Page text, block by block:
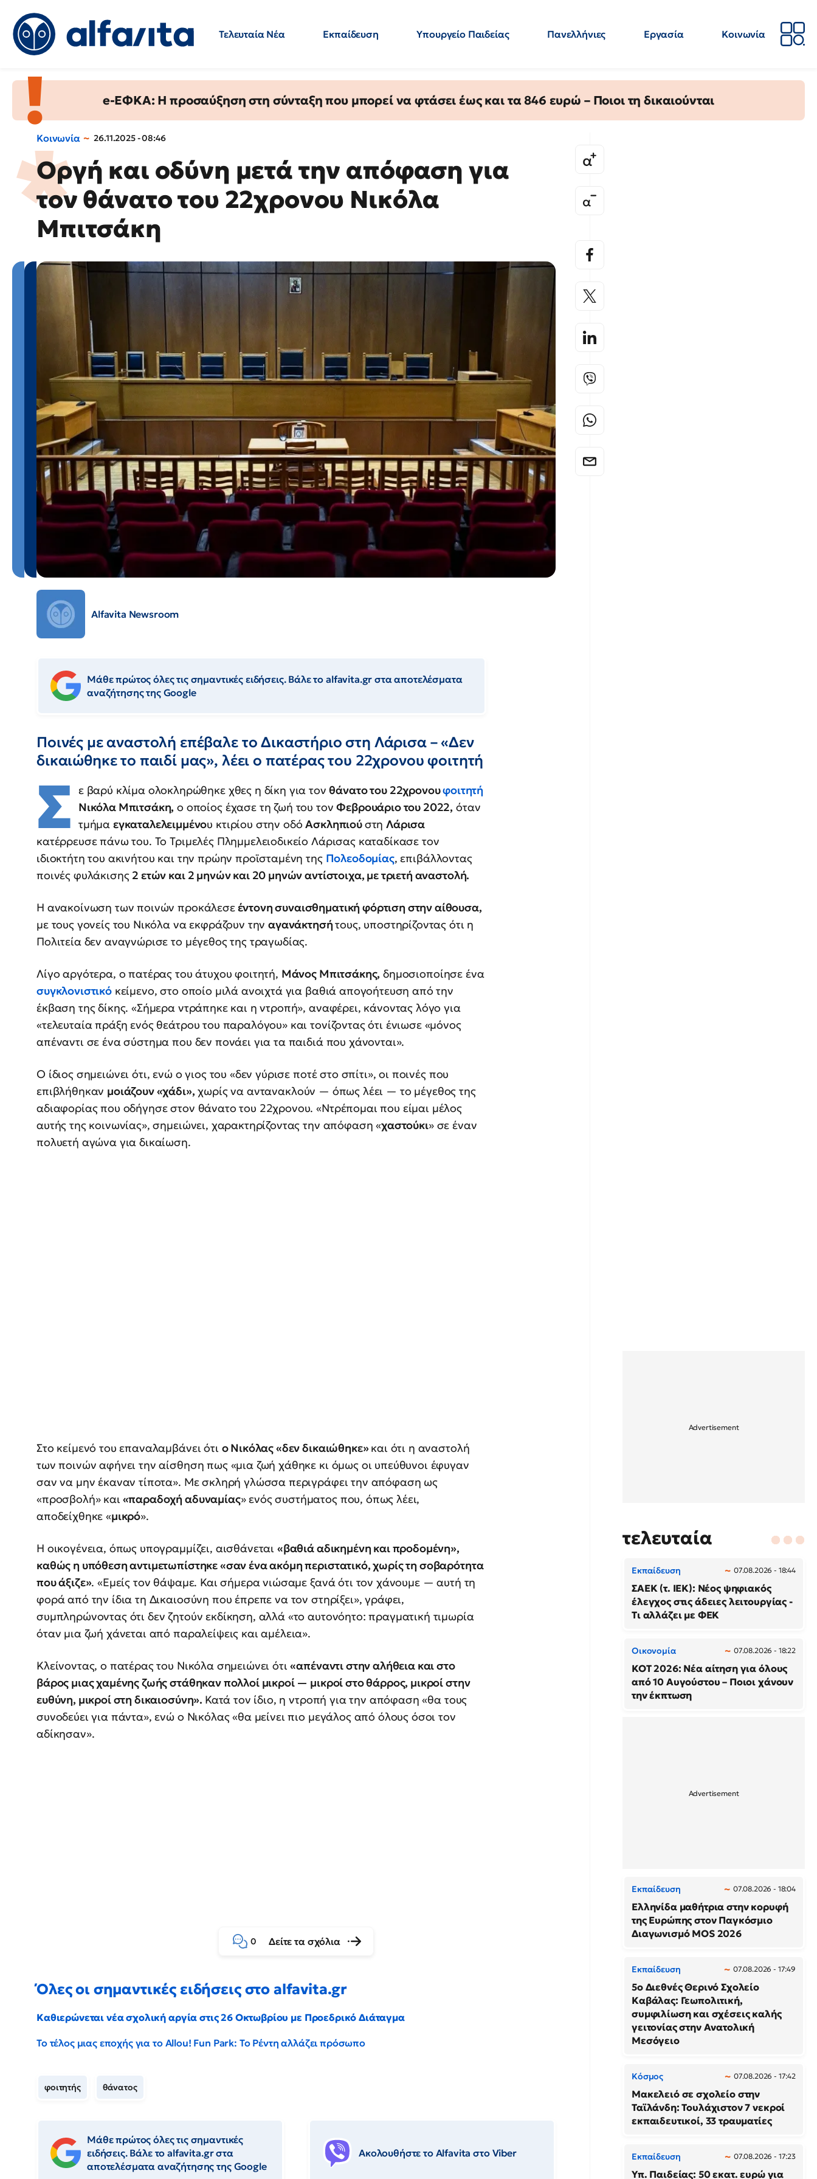
Τελευταία Νέα Εκπαίδευση Υπουργείο Παιδείας Πανελλήνιες Εργασία
Κοινωνία
e-ΕΦΚΑ: Η προσαύξηση στη σύνταξη που μπορεί να φτάσει έως και τα 846 ευρώ – Ποιοι τη δικαιούνται
Κοινωνία 26.11.2025 - 08:46
Οργή και οδύνη μετά την απόφαση για
τον θάνατο του 22χρονου Νικόλα
Μπιτσάκη
Alfavita Newsroom
Μάθε πρώτος όλες τις σημαντικές ειδήσεις. Βάλε το alfavita.gr στα αποτελέσματα
αναζήτησης της Google
Ποινές με αναστολή επέβαλε το Δικαστήριο στη Λάρισα – «Δεν
δικαιώθηκε το παιδί μας», λέει ο πατέρας του 22χρονου φοιτητή
Σ ε βαρύ κλίμα ολοκληρώθηκε χθες η δίκη για τονθάνατο του 22χρονουφοιτητή
Νικόλα Μπιτσάκη, ο οποίος έχασε τη ζωή του τονΦεβρουάριο του 2022, όταν
τμήμα εγκαταλελειμμένου κτιρίου στην οδόΑσκληπιούστηΛάρισα
κατέρρευσε πάνω του. Το Τριμελές Πλημμελειοδικείο Λάρισας καταδίκασε τον
ιδιοκτήτη του ακινήτου και την πρώην προϊσταμένη της Πολεοδομίας, επιβάλλοντας
ποινές φυλάκισης 2 ετών και 2 μηνών και 20 μηνών αντίστοιχα, με τριετή αναστολή.
Η ανακοίνωση των ποινών προκάλεσεέντονη συναισθηματική φόρτιση στην αίθουσα,
με τους γονείς του Νικόλα να εκφράζουν τηναγανάκτησήτους, υποστηρίζοντας ότι η
Πολιτεία δεν αναγνώρισε το μέγεθος της τραγωδίας.
Λίγο αργότερα, ο πατέρας του άτυχου φοιτητή, Μάνος Μπιτσάκης, δημοσιοποίησε ένα
συγκλονιστικόκείμενο, στο οποίο μιλά ανοιχτά για βαθιά απογοήτευση από την
έκβαση της δίκης. «Σήμερα ντράπηκε και η ντροπή», αναφέρει, κάνοντας λόγο για
«τελευταία πράξη ενός θεάτρου του παραλόγου» και τονίζοντας ότι ένιωσε «μόνος
απέναντι σε ένα σύστημα που δεν πονάει για τα παιδιά που χάνονται».
Ο ίδιος σημειώνει ότι, ενώ ο γιος του «δεν γύρισε ποτέ στο σπίτι», οι ποινές που
επιβλήθηκαν μοιάζουν «χάδι», χωρίς να αντανακλούν — όπως λέει — το μέγεθος της
αδιαφορίας που οδήγησε στον θάνατο του 22χρονου. «Ντρέπομαι που είμαι μέλος
αυτής της κοινωνίας», σημειώνει, χαρακτηρίζοντας την απόφαση «χαστούκι» σε έναν
πολυετή αγώνα για δικαίωση.
Στο κείμενό του επαναλαμβάνει ότι ο Νικόλας «δεν δικαιώθηκε»και ότι η αναστολή
των ποινών αφήνει την αίσθηση πως «μια ζωή χάθηκε κι όμως οι υπεύθυνοι έφυγαν
σαν να μην έκαναν τίποτα». Με σκληρή γλώσσα περιγράφει την απόφαση ως
«προσβολή» και «παραδοχή αδυναμίας» ενός συστήματος που, όπως λέει,
αποδείχθηκε «μικρό».
Η οικογένεια, όπως υπογραμμίζει, αισθάνεται «βαθιά αδικημένη και προδομένη»,
καθώς η υπόθεση αντιμετωπίστηκε «σαν ένα ακόμη περιστατικό, χωρίς τη σοβαρότητα
που άξιζε». «Εμείς τον θάψαμε. Και σήμερα νιώσαμε ξανά ότι τον χάνουμε — αυτή τη
φορά από την ίδια τη Δικαιοσύνη που έπρεπε να τον στηρίξει», γράφει,
συμπληρώνοντας ότι δεν ζητούν εκδίκηση, αλλά «το αυτονόητο: πραγματική τιμωρία
όταν μια ζωή χάνεται από παραλείψεις και αμέλεια».
Κλείνοντας, ο πατέρας του Νικόλα σημειώνει ότι«απέναντι στην αλήθεια και στο
βάρος μιας χαμένης ζωής στάθηκαν πολλοί μικροί — μικροί στο θάρρος, μικροί στην
ευθύνη, μικροί στη δικαιοσύνη». Κατά τον ίδιο, η ντροπή για την απόφαση «θα τους
συνοδεύει για πάντα», ενώ ο Νικόλας «θα μείνει πιο μεγάλος από όλους όσοι τον
αδίκησαν».
0 Δείτε τα σχόλια
Όλες οι σημαντικές ειδήσεις στο alfavita.gr
Καθιερώνεται νέα σχολική αργία στις 26 Οκτωβρίου με Προεδρικό Διάταγμα
Το τέλος μιας εποχής για το Allou! Fun Park: Το Ρέντη αλλάζει πρόσωπο
φοιτητής θάνατος
Μάθε πρώτος όλες τις σημαντικές
ειδήσεις. Βάλε το alfavita.gr στα
αποτελέσματα αναζήτησης της Google
Ακολουθήστε το Αlfavita στο Viber
τελευταία
Εκπαίδευση 07.08.2026 - 18:44
ΣΑΕΚ (τ. ΙΕΚ): Νέος ψηφιακός
έλεγχος στις άδειες λειτουργίας -
Τι αλλάζει με ΦΕΚ
Οικονομία 07.08.2026 - 18:22
ΚΟΤ 2026: Νέα αίτηση για όλους
από 10 Αυγούστου – Ποιοι χάνουν
την έκπτωση
Εκπαίδευση 07.08.2026 - 18:04
Ελληνίδα μαθήτρια στην κορυφή
της Ευρώπης στον Παγκόσμιο
Διαγωνισμό MOS 2026
Εκπαίδευση 07.08.2026 - 17:49
5ο Διεθνές Θερινό Σχολείο
Καβάλας: Γεωπολιτική,
συμφιλίωση και σχέσεις καλής
γειτονίας στην Ανατολική
Μεσόγειο
Κόσμος 07.08.2026 - 17:42
Μακελειό σε σχολείο στην
Ταϊλάνδη: Τουλάχιστον 7 νεκροί
εκπαιδευτικοί, 33 τραυματίες
Εκπαίδευση 07.08.2026 - 17:23
Υπ. Παιδείας: 50 εκατ. ευρώ για